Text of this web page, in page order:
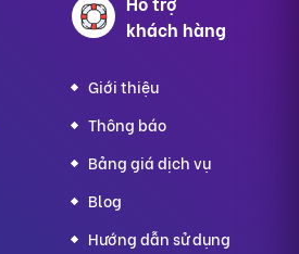
khách hàng
Giới thiệu
Thông báo
Bảng giá dịch vụ
Blog
Hướng dẫn sử dụng